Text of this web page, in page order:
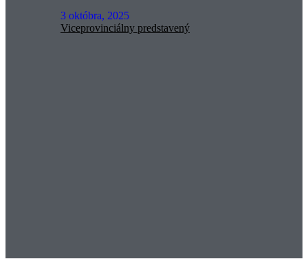
3 októbra, 2025
Viceprovinciálny predstavený